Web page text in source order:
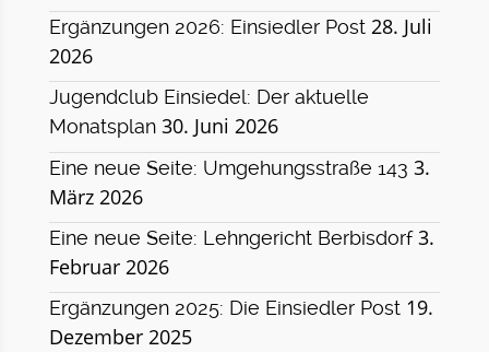
Ergänzungen 2026: Einsiedler Post 28. Juli
2026
Jugendclub Einsiedel: Der aktuelle
Monatsplan 30. Juni 2026
Eine neue Seite: Umgehungsstraße 143 3.
März 2026
Eine neue Seite: Lehngericht Berbisdorf 3.
Februar 2026
Ergänzungen 2025: Die Einsiedler Post 19.
Dezember 2025